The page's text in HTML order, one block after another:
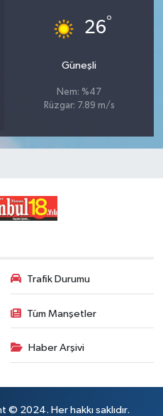
26°
Güneşli
Nem: %47
Rüzgar: 7.89 m/s
Trafik Durumu
Tüm Manşetler
Haber Arşivi
© 2024. Her hakkı saklıdır.